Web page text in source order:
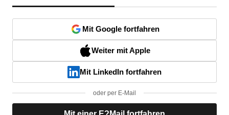
Mit Google fortfahren
Weiter mit Apple
Mit LinkedIn fortfahren
oder per E-Mail